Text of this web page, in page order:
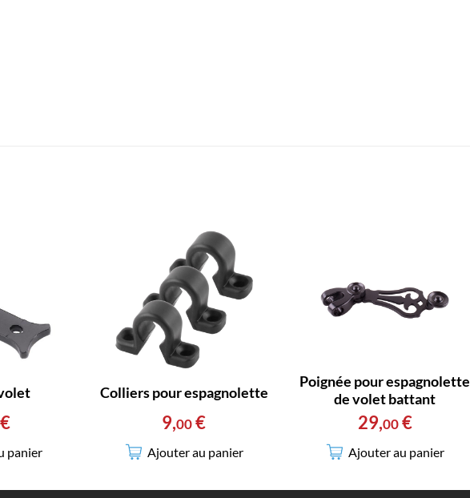
€
panier
Colliers pour espagnolette
9,00 €
Ajouter au panier
Poignée pour espagnolette
de volet battant
29,00€
Ajouter au panier